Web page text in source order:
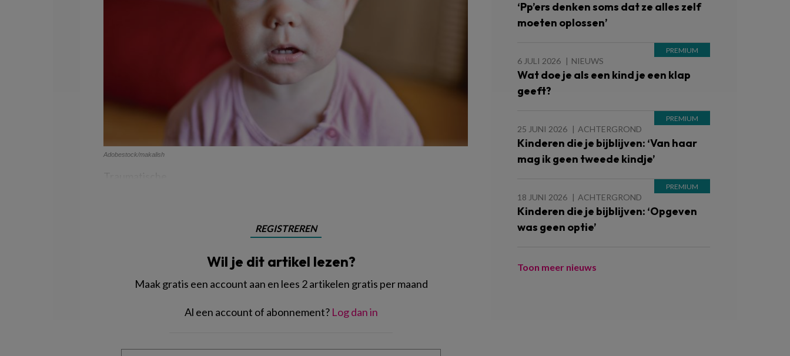
Adobestock/makalish
REGISTREREN
Wil je dit artikel lezen?
Maak gratis een account aan en lees 2 artikelen gratis per maand
Al een account of abonnement? Log dan in
Wat
‘Pp’ers denken soms dat ze alles zelf
moeten oplossen’
6 JULI 2026 NIEUWS
Wat doe je als een kind je een klap
geeft?
25 JUNI 2026 ACHTERGROND
Kinderen die je bijblijven: ‘Van haar
mag ik geen tweede kindje’
18 JUNI 2026 ACHTERGROND
Kinderen die je bijblijven: ‘Opgeven
was geen optie’
Toon meer nieuws